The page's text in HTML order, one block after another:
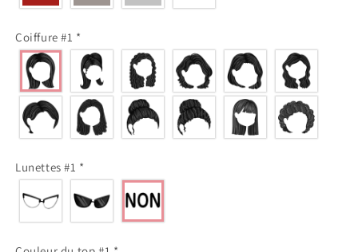
Coiffure #1 *
Lunettes #1 *